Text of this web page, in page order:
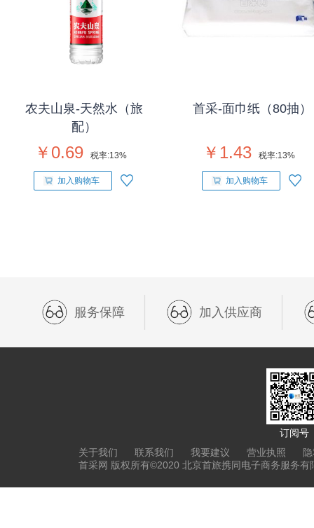
农夫山泉-天然水（旅
配）
￥0.69 税率:13%
加入购物车
首采-面巾纸（80抽）
￥1.43 税率:13%
加入购物车
服务保障 加入供应商
订阅号
关于我们
联系我们 我要建议 营业执照
首采网 版权所有©2020 北京首旅携同电子商务服务有